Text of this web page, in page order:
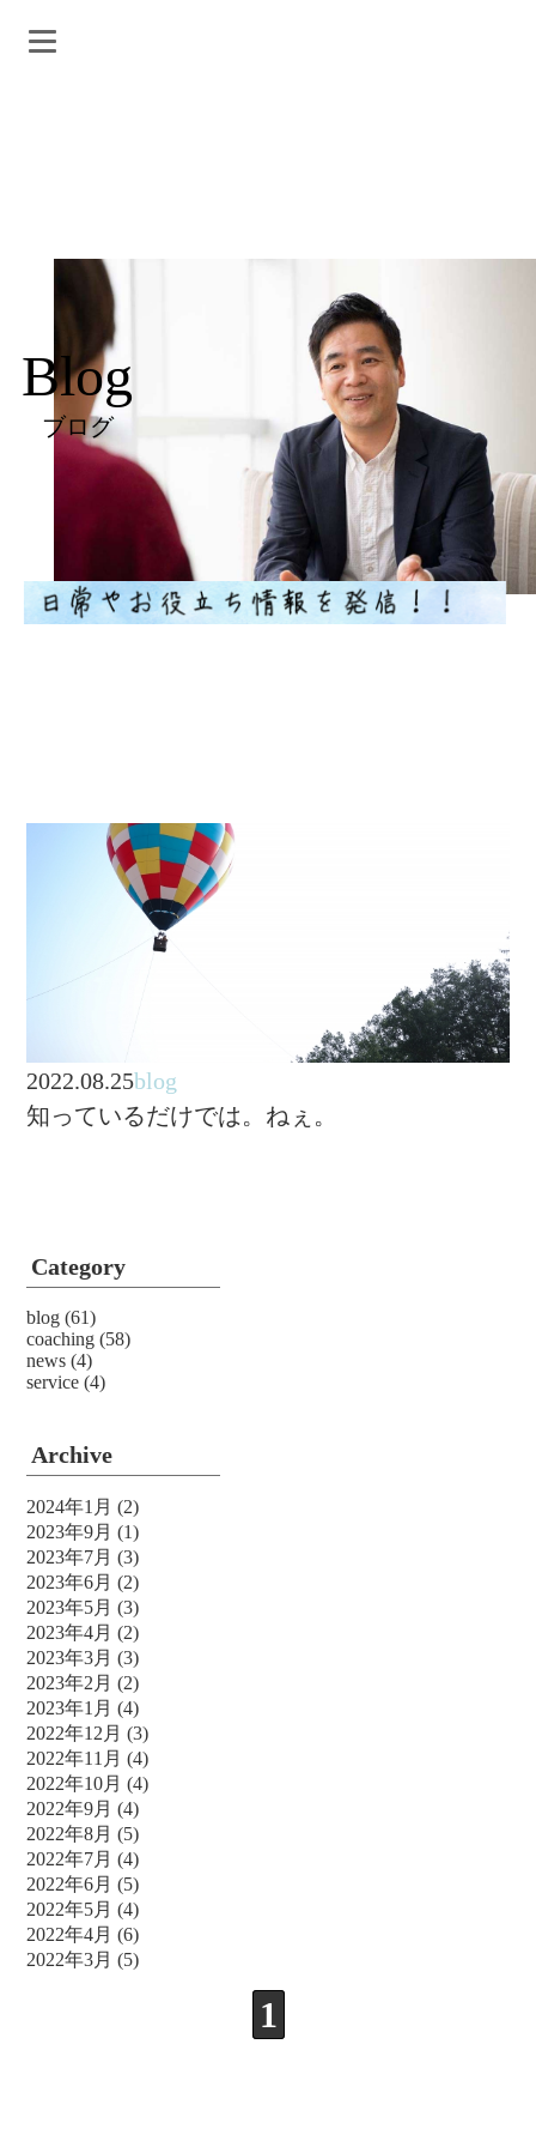
Blog
ブログ
Category
blog (61)
coaching (58)
news (4)
service (4)
Archive
2024年1月 (2)
2023年9月 (1)
2023年7月 (3)
2023年6月 (2)
2023年5月 (3)
2023年4月 (2)
2023年3月 (3)
2023年2月 (2)
2023年1月 (4)
2022年12月 (3)
2022年11月 (4)
2022年10月 (4)
2022年9月 (4)
2022年8月 (5)
2022年7月 (4)
2022年6月 (5)
2022年5月 (4)
2022年4月 (6)
2022年3月 (5)
2022.08.25blog
知っているだけでは。ねぇ。
1